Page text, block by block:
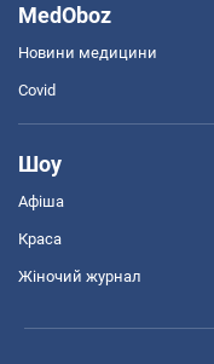
MedOboz
Новини медицини
Covid
Шоу
Афіша
Краса
Жіночий журнал